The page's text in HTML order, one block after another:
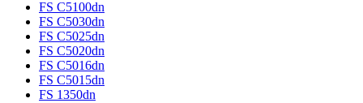
FS C5100dn
FS C5030dn
FS C5025dn
FS C5020dn
FS C5016dn
FS C5015dn
FS 1350dn